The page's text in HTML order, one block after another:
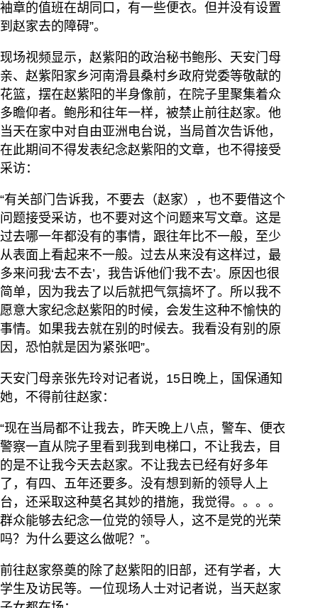
袖章的值班在胡同口，有一些便衣。但并没有设置
到赵家去的障碍”。
现场视频显示，赵紫阳的政治秘书鲍彤、天安门母
亲、赵紫阳家乡河南滑县桑村乡政府党委等敬献的
花篮，摆在赵紫阳的半身像前，在院子里聚集着众
多瞻仰者。鲍彤和往年一样，被禁止前往赵家。他
当天在家中对自由亚洲电台说，当局首次告诉他，
在此期间不得发表纪念赵紫阳的文章，也不得接受
采访：
“有关部门告诉我，不要去（赵家），也不要借这个
问题接受采访，也不要对这个问题来写文章。这是
过去哪一年都没有的事情，跟往年比不一般，至少
从表面上看起来不一般。过去从来没有这样过，最
多来问我‘去不去’，我告诉他们‘我不去’。原因也很
简单，因为我去了以后就把气氛搞坏了。所以我不
愿意大家纪念赵紫阳的时候，会发生这种不愉快的
事情。如果我去就在别的时候去。我看没有别的原
因，恐怕就是因为紧张吧”。
天安门母亲张先玲对记者说，15日晚上，国保通知
她，不得前往赵家：
“现在当局都不让我去，昨天晚上八点，警车、便衣
警察一直从院子里看到我到电梯口，不让我去，目
的是不让我今天去赵家。不让我去已经有好多年
了，有四、五年还要多。没有想到新的领导人上
台，还采取这种莫名其妙的措施，我觉得。。。。
群众能够去纪念一位党的领导人，这不是党的光荣
吗？为什么要这么做呢？”。
前往赵家祭奠的除了赵紫阳的旧部，还有学者，大
学生及访民等。一位现场人士对记者说，当天赵家